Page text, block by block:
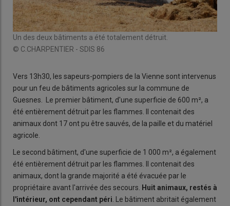
Un des deux bâtiments a été totalement détruit.
© C.CHARPENTIER - SDIS 86
Vers 13h30, les sapeurs-pompiers de la Vienne sont intervenus
pour un feu de bâtiments agricoles sur la commune de
Guesnes. Le premier bâtiment, d'une superficie de 600 m², a
été entièrement détruit par les flammes. Il contenait des
animaux dont 17 ont pu être sauvés, de la paille et du matériel
agricole.
Le second bâtiment, d'une superficie de 1 000 m², a également
été entièrement détruit par les flammes. Il contenait des
animaux, dont la grande majorité a été évacuée par le
propriétaire avant l'arrivée des secours.
Huit animaux, restés à
l'intérieur, ont cependant péri . Le bâtiment abritait également